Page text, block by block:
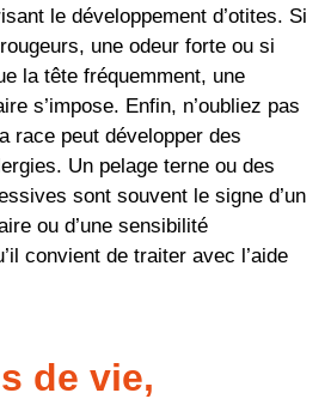
le développement d’otites. Si
une odeur forte ou si
la tête fréquemment, une
s’impose. Enfin, n’oubliez pas
race peut développer des
Un pelage terne ou des
sont souvent le signe d’un
ou d’une sensibilité
convient de traiter avec l’aide
de vie,